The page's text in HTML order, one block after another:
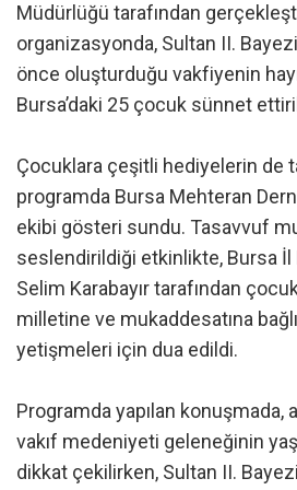
Müdürlüğü tarafından
organizasyonda, Sultan II.
önce oluşturduğu vakfiyenin
Bursa’daki 25 çocuk sünnet
Çocuklara çeşitli hediyelerin de
programda Bursa Mehteran
ekibi gösteri sundu. Tasavvuf
seslendirildiği etkinlikte, Bursa
Selim Karabayır tarafından
milletine ve mukaddesatına
yetişmeleri için dua edildi.
Programda yapılan konuşmada,
vakıf medeniyeti geleneğinin
dikkat çekilirken, Sultan II.